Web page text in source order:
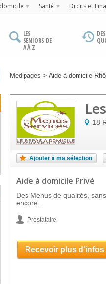
Santé Droits et
LES
SENIORS DE
A À Z
Medipages > Aide à domicile
18
Ajouter à ma sélection
Aide à domicile Privé
Des Menus de qualités,
encore...
Prestataire
Recevoir plus d'infos